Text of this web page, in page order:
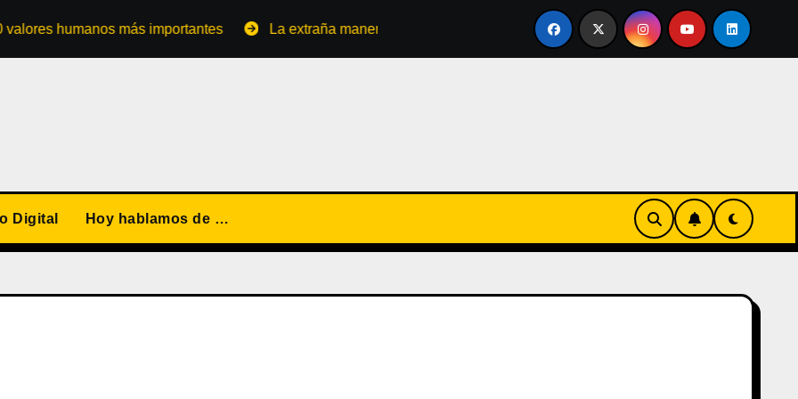
humanos más importantes La extraña manera de convertirse en familia El primer tour de la India Chiquitina
Digital Hoy hablamos de …